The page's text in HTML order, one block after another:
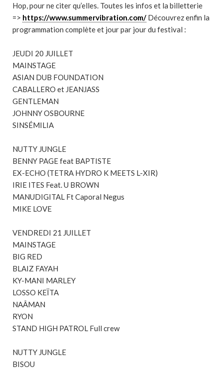
Hop, pour ne citer qu’elles. Toutes les infos et la billetterie
=> https://www.summervibration.com/ Découvrez enfin la
programmation complète et jour par jour du festival :
JEUDI 20 JUILLET
MAINSTAGE
ASIAN DUB FOUNDATION
CABALLERO et JEANJASS
GENTLEMAN
JOHNNY OSBOURNE
SINSÉMILIA
NUTTY JUNGLE
BENNY PAGE feat BAPTISTE
EX-ECHO (TETRA HYDRO K MEETS L-XIR)
IRIE ITES Feat. U BROWN
MANUDIGITAL Ft Caporal Negus
MIKE LOVE
VENDREDI 21 JUILLET
MAINSTAGE
BIG RED
BLAIZ FAYAH
KY-MANI MARLEY
LOSSO KEÏTA
NAÂMAN
RYON
STAND HIGH PATROL Full crew
NUTTY JUNGLE
BISOU